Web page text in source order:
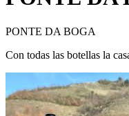
PONTE DA BOGA
Con todas las botellas la